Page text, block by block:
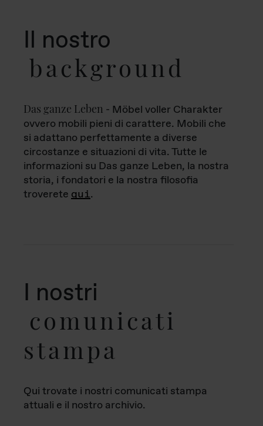
Il nostro
background
Das ganze Leben - Möbel voller Charakter
ovvero mobili pieni di carattere. Mobili che
si adattano perfettamente a diverse
circostanze e situazioni di vita. Tutte le
informazioni su Das ganze Leben, la nostra
storia, i fondatori e la nostra filosofia
troverete qui.
I nostri
comunicati
stampa
Qui trovate i nostri comunicati stampa
attuali e il nostro archivio.